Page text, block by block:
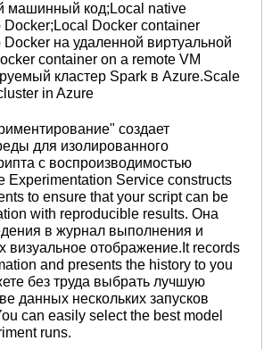
машинный код;Local native
Docker;Local Docker container
Docker на удаленной виртуальной
container on a remote VM
кластер Spark в Azure.Scale
in Azure
создает
для изолированного
с воспроизводимостью
Experimentation Service constructs
to ensure that your script can be
with reproducible results. Она
в журнал выполнения и
визуальное отображение.It records
and presents the history to you
без труда выбрать лучшую
данных нескольких запусков
can easily select the best model
runs.